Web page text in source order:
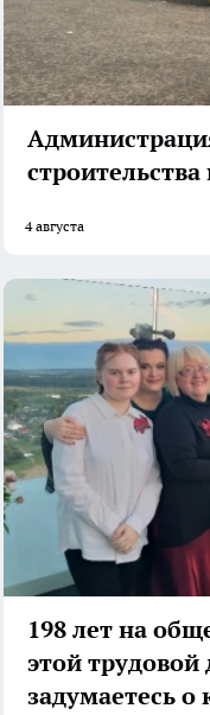
4 августа
198 лет на
этой
задумаетесь о